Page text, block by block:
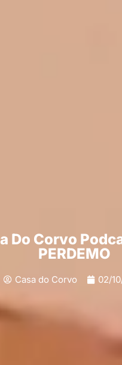
Do Corvo
PERDEMO
Casa do Corvo 02/